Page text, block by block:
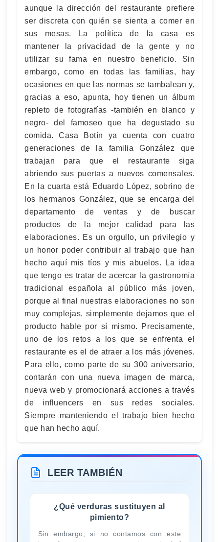
aunque la dirección del restaurante prefiere
ser discreta con quién se sienta a comer en
sus mesas. La política de la casa es
mantener la privacidad de la gente y no
utilizar su fama en nuestro beneficio. Sin
embargo, como en todas las familias, hay
ocasiones en que las normas se tambalean y,
gracias a eso, apunta, hoy tienen un álbum
repleto de fotografías -también en blanco y
negro- del famoseo que ha degustado su
comida. Casa Botín ya cuenta con cuatro
generaciones de la familia González que
trabajan para que el restaurante siga
abriendo sus puertas a nuevos comensales.
En la cuarta está Eduardo López, sobrino de
los hermanos González, que se encarga del
departamento de ventas y de buscar
productos de la mejor calidad para las
elaboraciones. Es un orgullo, un privilegio y
un honor poder contribuir al trabajo que han
hecho aquí mis tíos y mis abuelos. La idea
que tengo es tratar de acercar la gastronomía
tradicional española al público más joven,
porque al final nuestras elaboraciones no son
muy complejas, simplemente dejamos que el
producto hable por sí mismo. Precisamente,
uno de los retos a los que se enfrenta el
restaurante es el de atraer a los más jóvenes.
Para ello, como parte de su 300 aniversario,
contarán con una nueva imagen de marca,
nueva web y promocionará acciones a través
de influencers en sus redes sociales.
Siempre manteniendo el trabajo bien hecho
que han hecho aquí.
LEER TAMBIÉN
¿Qué verduras sustituyen al
pimiento?
Sin embargo, si no contamos con este